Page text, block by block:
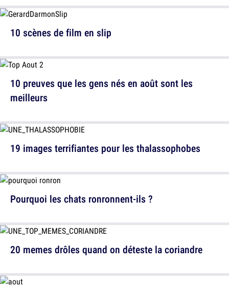
10 preuves que les gens nés en août sont les
meilleurs
Pourquoi les chats ronronnent-ils ?
10 scènes de film en slip
19 images terrifiantes pour les thalassophobes
20 memes drôles quand on déteste la coriandre